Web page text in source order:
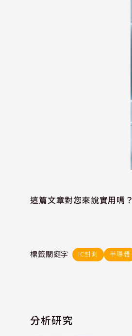
這篇文章對您來說實用嗎？
標籤關鍵字 IC封測 半導體
分析研究